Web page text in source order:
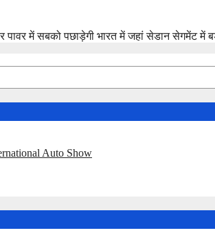
पावर में सबको पछाड़ेगी भारत में जहां सेडान सेगमेंट
Auto Show